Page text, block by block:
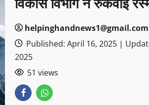
helpinghandnews1@gmail.com
Published: April 16, 2025 |
2025
51 views